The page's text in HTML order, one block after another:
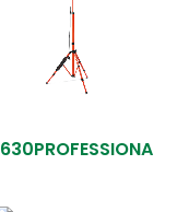
630PROFESSIONA